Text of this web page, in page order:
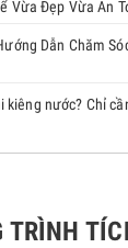
Vừa Đẹp Vừa An
Dẫn Chăm
kiêng nước? Chỉ
TRÌNH